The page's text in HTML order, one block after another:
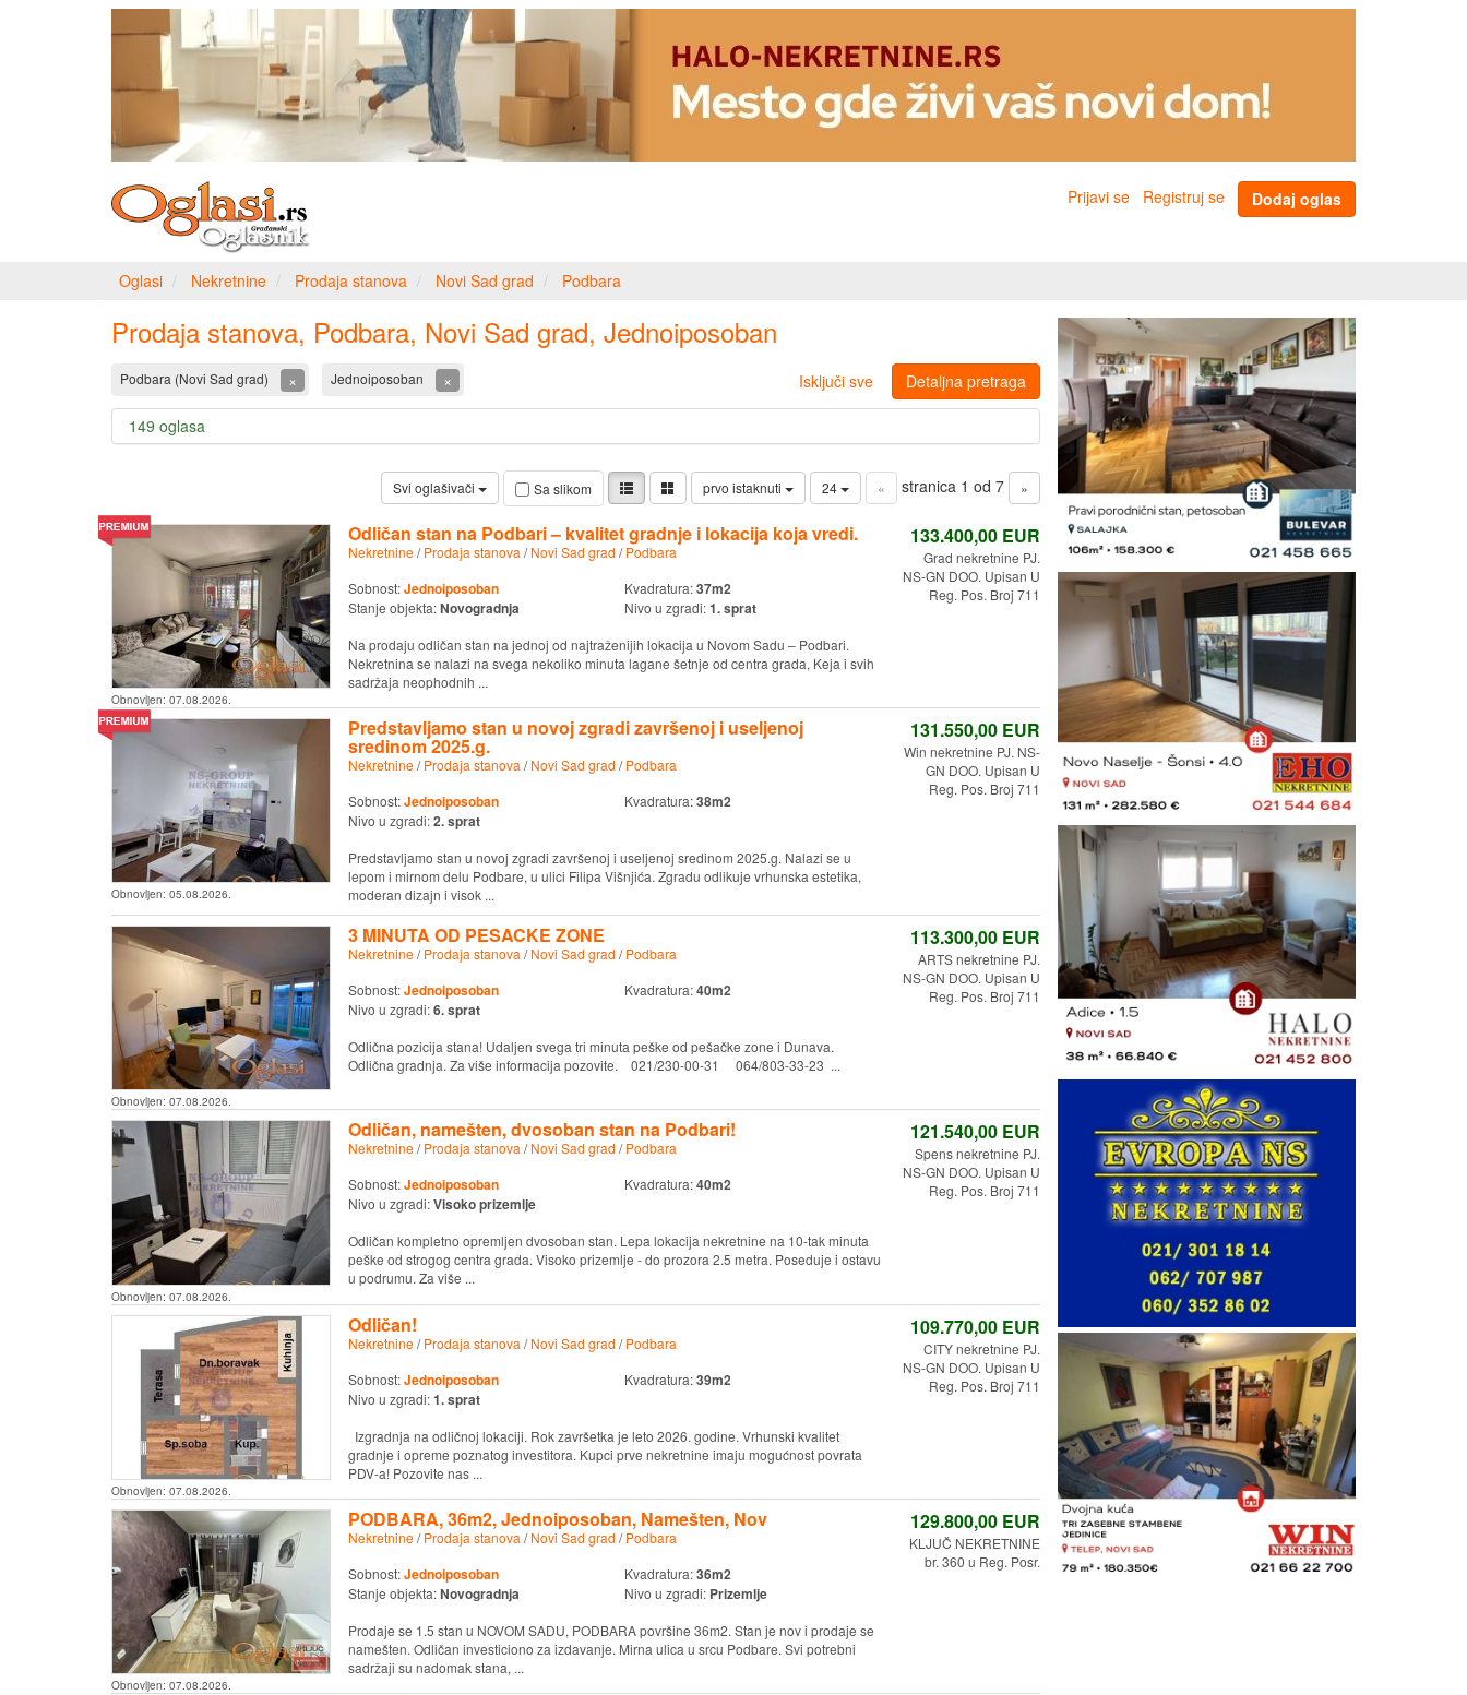
Prijavi se Registruj se Dodaj oglas
Oglasi Nekretnine Prodaja stanova Novi Sad grad Podbara
Prodaja stanova, Podbara, Novi Sad grad, Jednoiposoban
Podbara (Novi Sad grad) × Jednoiposoban × Isključi sve Detaljna pretraga
149 oglasa
Svi oglašivači Sa slikom prvo istaknuti 24 « stranica 1 od 7 »
Obnovljen: 07.08.2026.
Odličan stan na Podbari – kvalitet gradnje i lokacija koja vredi.
Nekretnine/Prodaja stanova /Novi Sad grad /Podbara
Sobnost:Jednoiposoban Kvadratura:37m2
Stanje objekta:Novogradnja Nivo u zgradi:1. sprat
Na prodaju odličan stan na jednoj od najtraženijih lokacija u Novom Sadu – Podbari.
Nekretnina se nalazi na svega nekoliko minuta lagane šetnje od centra grada, Keja i svih
sadržaja neophodnih ...
133.400,00EUR
Grad nekretnine PJ.
NS-GN DOO. Upisan U
Reg. Pos. Broj 711
Obnovljen: 05.08.2026.
Predstavljamo stan u novoj zgradi završenoj i useljenoj
sredinom 2025.g.
Nekretnine/Prodaja stanova /Novi Sad grad /Podbara
Sobnost:Jednoiposoban Kvadratura:38m2
Nivo u zgradi:2. sprat
Predstavljamo stan u novoj zgradi završenoj i useljenoj sredinom 2025.g. Nalazi se u
lepom i mirnom delu Podbare, u ulici Filipa Višnjića. Zgradu odlikuje vrhunska estetika,
moderan dizajn i visok ...
131.550,00EUR
Win nekretnine PJ. NS-
GN DOO. Upisan U
Reg. Pos. Broj 711
Obnovljen: 07.08.2026.
3 MINUTA OD PESACKE ZONE
Nekretnine/Prodaja stanova /Novi Sad grad /Podbara
Sobnost:Jednoiposoban Kvadratura:40m2
Nivo u zgradi:6. sprat
Odlična pozicija stana! Udaljen svega tri minuta peške od pešačke zone i Dunava.
Odlična gradnja. Za više informacija pozovite. 021/230-00-31 064/803-33-23 ...
113.300,00EUR
ARTS nekretnine PJ.
NS-GN DOO. Upisan U
Reg. Pos. Broj 711
Obnovljen: 07.08.2026.
Odličan, namešten, dvosoban stan na Podbari!
Nekretnine/Prodaja stanova /Novi Sad grad /Podbara
Sobnost:Jednoiposoban Kvadratura:40m2
Nivo u zgradi:Visoko prizemlje
Odličan kompletno opremljen dvosoban stan. Lepa lokacija nekretnine na 10-tak minuta
peške od strogog centra grada. Visoko prizemlje - do prozora 2.5 metra. Poseduje i ostavu
u podrumu. Za više ...
121.540,00EUR
Spens nekretnine PJ.
NS-GN DOO. Upisan U
Reg. Pos. Broj 711
Obnovljen: 07.08.2026.
Odličan!
Nekretnine/Prodaja stanova /Novi Sad grad /Podbara
Sobnost:Jednoiposoban Kvadratura:39m2
Nivo u zgradi:1. sprat
Izgradnja na odličnoj lokaciji. Rok završetka je leto 2026. godine. Vrhunski kvalitet
gradnje i opreme poznatog investitora. Kupci prve nekretnine imaju mogućnost povrata
PDV-a! Pozovite nas ...
109.770,00EUR
CITY nekretnine PJ.
NS-GN DOO. Upisan U
Reg. Pos. Broj 711
Obnovljen: 07.08.2026.
PODBARA, 36m2, Jednoiposoban, Namešten, Nov
Nekretnine/Prodaja stanova /Novi Sad grad /Podbara
Sobnost:Jednoiposoban Kvadratura:36m2
Stanje objekta:Novogradnja Nivo u zgradi: Prizemlje
Prodaje se 1.5 stan u NOVOM SADU, PODBARA površine 36m2. Stan je nov i prodaje se
namešten. Odličan investiciono za izdavanje. Mirna ulica u srcu Podbare. Svi potrebni
sadržaji su nadomak stana, ...
129.800,00EUR
KLJUČ NEKRETNINE
br. 360 u Reg. Posr.